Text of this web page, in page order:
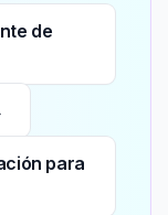
de
para